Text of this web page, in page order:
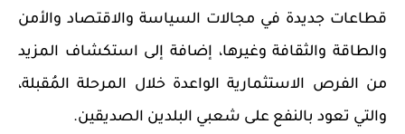
قطاعات جديدة في مجالات السياسة والاقتصاد والأمن
والطاقة والثقافة وغيرها، إضافة إلى استكشاف المزيد
من الفرص الاستثمارية الواعدة خلال المرحلة المُقبلة،
والتي تعود بالنفع على شعبي البلدين الصديقين.